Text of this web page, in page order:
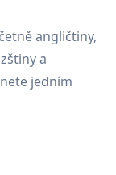
angličtiny,
a
jedním